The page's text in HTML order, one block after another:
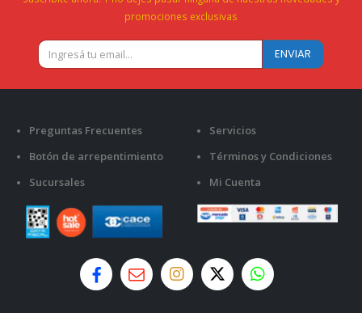
promociones exclusivas
Preguntas Frecuentes
Botón de arrepentimiento
Sucursales
Servicios
Términos y Condiciones
Mi Cuenta